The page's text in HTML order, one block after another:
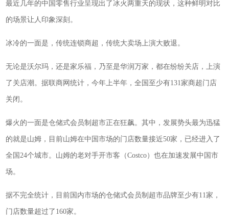
最近几年的中国零售行业呈现出了冰火两重天的现状，这种鲜明对比
的场景让人印象深刻。
冰冷的一面是，传统连锁商超，传统大卖场上演大败退。
无论是沃尔玛，还是家乐福，乃至是华润万家，都在纷纷关店，上演
了关店潮。据联商网统计，今年上半年，全国至少有131家商超门店
关闭。
爆火的一面是仓储式会员制超市正在狂飙。其中，发展势头最为迅猛
的就是山姆，目前山姆在中国市场的门店数量接近50家，已经进入了
全国24个城市。山姆的老对手开市客（Costco）也在加速发展中国市
场。
据不完全统计，目前国内市场的仓储式会员制超市品牌至少有11家，
门店数量超过了160家。